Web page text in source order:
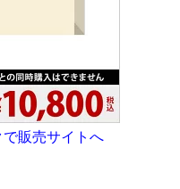
販売サイトへ